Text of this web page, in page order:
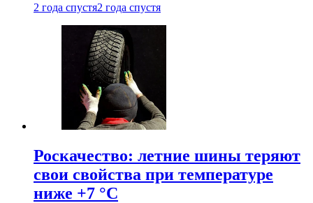
2 года спустя2 года спустя
Роскачество: летние шины теряют
свои свойства при температуре
ниже +7 °C